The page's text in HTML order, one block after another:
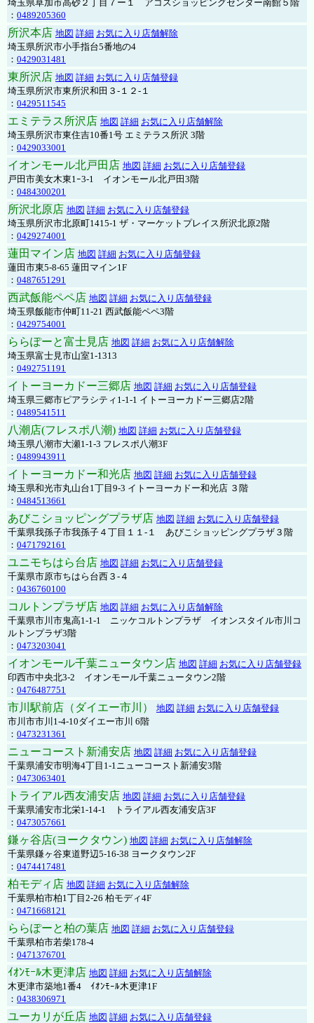
埼玉県草加市高砂２丁目７ー１ アコスショッピングセンター南館５階
： 0489205360
所沢本店 地図 詳細 お気に入り店舗解除
埼玉県所沢市小手指台5番地の4
： 0429031481
東所沢店 地図 詳細 お気に入り店舗登録
埼玉県所沢市東所沢和田３-１２-１
： 0429511545
エミテラス所沢店 地図 詳細 お気に入り店舗解除
埼玉県所沢市東住吉10番1号 エミテラス所沢 3階
： 0429033001
イオンモール北戸田店 地図 詳細 お気に入り店舗登録
戸田市美女木東1ｰ3‐1 イオンモール北戸田3階
： 0484300201
所沢北原店 地図 詳細 お気に入り店舗登録
埼玉県所沢市北原町1415-1 ザ・マーケットプレイス所沢北原2階
： 0429274001
蓮田マイン店 地図 詳細 お気に入り店舗登録
蓮田市東5-8-65 蓮田マイン1F
： 0487651291
西武飯能ペペ店 地図 詳細 お気に入り店舗登録
埼玉県飯能市仲町11-21 西武飯能ペペ3階
： 0429754001
ららぽーと富士見店 地図 詳細 お気に入り店舗解除
埼玉県富士見市山室1-1313
： 0492751191
イトーヨーカドー三郷店 地図 詳細 お気に入り店舗登録
埼玉県三郷市ピアラシティ1-1-1 イトーヨーカドー三郷店2階
： 0489541511
八潮店(フレスポ八潮) 地図 詳細 お気に入り店舗登録
埼玉県八潮市大瀬1-1-3 フレスポ八潮3F
： 0489943911
イトーヨーカドー和光店 地図 詳細 お気に入り店舗登録
埼玉県和光市丸山台1丁目9-3 イトーヨーカドー和光店 ３階
： 0484513661
あびこショッピングプラザ店 地図 詳細 お気に入り店舗登録
千葉県我孫子市我孫子４丁目１１-１ あびこショッピングプラザ３階
： 0471792161
ユニモちはら台店 地図 詳細 お気に入り店舗登録
千葉県市原市ちはら台西３-４
： 0436760100
コルトンプラザ店 地図 詳細 お気に入り店舗解除
千葉県市川市鬼高1-1-1 ニッケコルトンプラザ イオンスタイル市川コ
ルトンプラザ3階
： 0473203041
イオンモール千葉ニュータウン店 地図 詳細 お気に入り店舗登録
印西市中央北3-2 イオンモール千葉ニュータウン2階
： 0476487751
市川駅前店（ダイエー市川） 地図 詳細 お気に入り店舗登録
市川市市川1-4-10ダイエー市川 6階
： 0473231361
ニューコースト新浦安店 地図 詳細 お気に入り店舗登録
千葉県浦安市明海4丁目1-1ニューコースト新浦安3階
： 0473063401
トライアル西友浦安店 地図 詳細 お気に入り店舗登録
千葉県浦安市北栄1-14-1 トライアル西友浦安店3F
： 0473057661
鎌ヶ谷店(ヨークタウン) 地図 詳細 お気に入り店舗解除
千葉県鎌ヶ谷東道野辺5-16-38 ヨークタウン2F
： 0474417481
柏モディ店 地図 詳細 お気に入り店舗解除
千葉県柏市柏1丁目2-26 柏モディ4F
： 0471668121
ららぽーと柏の葉店 地図 詳細 お気に入り店舗登録
千葉県柏市若柴178-4
： 0471376701
ｲｵﾝﾓｰﾙ木更津店 地図 詳細 お気に入り店舗解除
木更津市築地1番4 ｲｵﾝﾓｰﾙ木更津1F
： 0438306971
ユーカリが丘店 地図 詳細 お気に入り店舗登録